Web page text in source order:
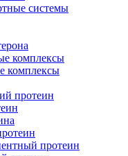
системы
комплексы
комплексы
протеин
протеин